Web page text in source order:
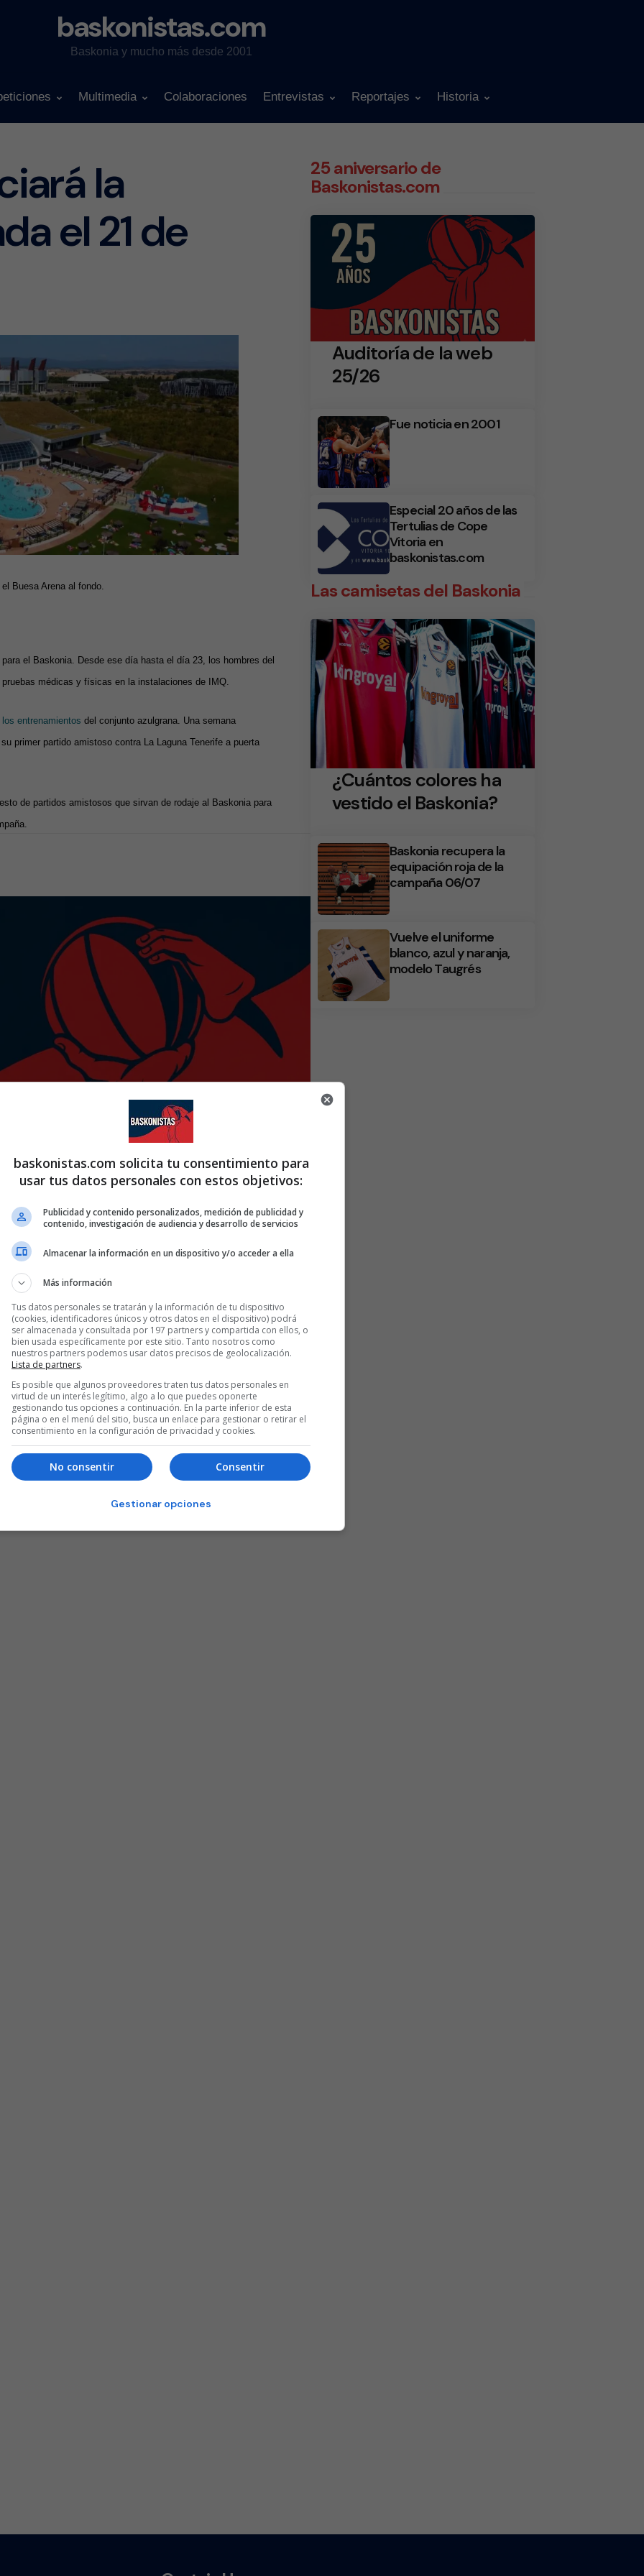
baskonistas.com
Baskonia y mucho más desde 2001
Multimedia Colaboraciones Entrevistas Reportajes Historia
la
el 21 de
Buesa Arena al fondo.
el Baskonia. Desde ese día hasta el día 23, los hombres del
médicas y físicas en la instalaciones de IMQ.
entrenamientos del conjunto azulgrana. Una semana
primer partido amistoso contra La Laguna Tenerife a puerta
de partidos amistosos que sirvan de rodaje al Baskonia para
25 aniversario de
Baskonistas.com
Auditoría de la web
25/26
Fue noticia en 2001
Especial 20 años de las
Tertulias de Cope
Vitoria en
baskonistas.com
Las camisetas del Baskonia
¿Cuántos colores ha
vestido el Baskonia?
Baskonia recupera la
equipación roja de la
campaña 06/07
Vuelve el uniforme
blanco, azul y naranja,
modelo Taugrés
baskonistas.com solicita tu consentimiento para
usar tus datos personales con estos objetivos:
Publicidad y contenido personalizados, medición de publicidad y
contenido, investigación de audiencia y desarrollo de servicios
Almacenar la información en un dispositivo y/o acceder a ella
Más información
Tus datos personales se tratarán y la información de tu dispositivo
(cookies, identificadores únicos y otros datos en el dispositivo) podrá
ser almacenada y consultada por 197 partners y compartida con ellos, o
bien usada específicamente por este sitio. Tanto nosotros como
nuestros partners podemos usar datos precisos de geolocalización.
Lista de partners.
Es posible que algunos proveedores traten tus datos personales en
virtud de un interés legítimo, algo a lo que puedes oponerte
gestionando tus opciones a continuación. En la parte inferior de esta
página o en el menú del sitio, busca un enlace para gestionar o retirar el
consentimiento en la configuración de privacidad y cookies.
Consentir
No consentir
Gestionar opciones